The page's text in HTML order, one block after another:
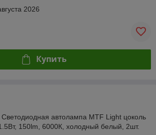
2026
Купить
автолампа MTF Light цоколь
150lm, 6000К, холодный белый, 2шт.